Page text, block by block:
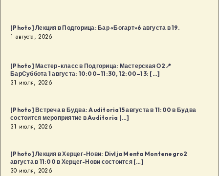
[Photo] Лекция в Подгорица: Бар «Богарт»6 августа в 19.
1 августа, 2026
[Photo] Мастер-класс в Подгорица: Мастерская О2📍
БарСуббота 1 августа: 10:00–11:30, 12:00–13: […]
31 июля, 2026
[Photo] Встреча в Будва: Auditoria15 августа в 11:00 в Будва
состоится мероприятие в Auditoria […]
31 июля, 2026
[Photo] Лекция в Херцег-Нови: Divlja Menta Montenegro2
августа в 11:00 в Херцег-Нови состоится […]
30 июля, 2026